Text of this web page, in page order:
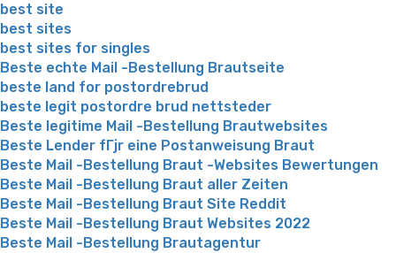
best site
best sites
best sites for singles
Beste echte Mail -Bestellung Brautseite
beste land for postordrebrud
beste legit postordre brud nettsteder
Beste legitime Mail -Bestellung Brautwebsites
Beste Lender fГјr eine Postanweisung Braut
Beste Mail -Bestellung Braut -Websites Bewertungen
Beste Mail -Bestellung Braut aller Zeiten
Beste Mail -Bestellung Braut Site Reddit
Beste Mail -Bestellung Braut Websites 2022
Beste Mail -Bestellung Brautagentur